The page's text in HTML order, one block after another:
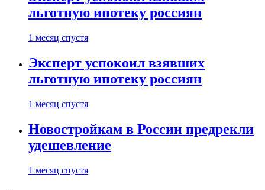
льготную ипотеку россиян
1 месяц спустя
Эксперт успокоил взявших
льготную ипотеку россиян
1 месяц спустя
Новостройкам в России предрекли
удешевление
1 месяц спустя